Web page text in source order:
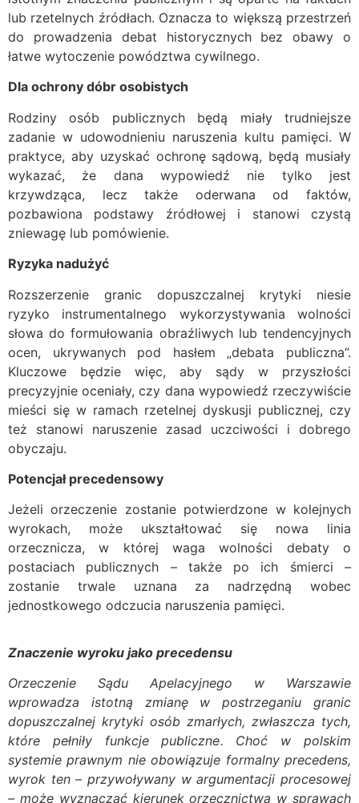
lub rzetelnych źródłach. Oznacza to większą przestrzeń
do prowadzenia debat historycznych bez obawy o
łatwe wytoczenie powództwa cywilnego.
Dla ochrony dóbr osobistych
Rodziny osób publicznych będą miały trudniejsze
zadanie w udowodnieniu naruszenia kultu pamięci. W
praktyce, aby uzyskać ochronę sądową, będą musiały
wykazać, że dana wypowiedź nie tylko jest
krzywdząca, lecz także oderwana od faktów,
pozbawiona podstawy źródłowej i stanowi czystą
zniewagę lub pomówienie.
Ryzyka nadużyć
Rozszerzenie granic dopuszczalnej krytyki niesie
ryzyko instrumentalnego wykorzystywania wolności
słowa do formułowania obraźliwych lub tendencyjnych
ocen, ukrywanych pod hasłem „debata publiczna”.
Kluczowe będzie więc, aby sądy w przyszłości
precyzyjnie oceniały, czy dana wypowiedź rzeczywiście
mieści się w ramach rzetelnej dyskusji publicznej, czy
też stanowi naruszenie zasad uczciwości i dobrego
obyczaju.
Potencjał precedensowy
Jeżeli orzeczenie zostanie potwierdzone w kolejnych
wyrokach, może ukształtować się nowa linia
orzecznicza, w której waga wolności debaty o
postaciach publicznych – także po ich śmierci –
zostanie trwale uznana za nadrzędną wobec
jednostkowego odczucia naruszenia pamięci.
Znaczenie wyroku jako precedensu
Orzeczenie Sądu Apelacyjnego w Warszawie
wprowadza istotną zmianę w postrzeganiu granic
dopuszczalnej krytyki osób zmarłych, zwłaszcza tych,
które pełniły funkcje publiczne. Choć w polskim
systemie prawnym nie obowiązuje formalny precedens,
wyrok ten – przywoływany w argumentacji procesowej
– może wyznaczać kierunek orzecznictwa w sprawach